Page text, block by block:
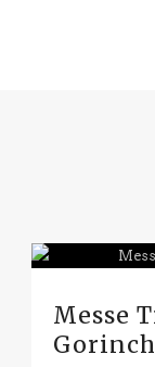
Messe